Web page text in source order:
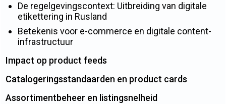
De regelgevingscontext: Uitbreiding van digitale
etikettering in Rusland
Betekenis voor e-commerce en digitale content-
infrastructuur
Impact op product feeds
Catalogeringsstandaarden en product cards
Assortimentbeheer en listingsnelheid